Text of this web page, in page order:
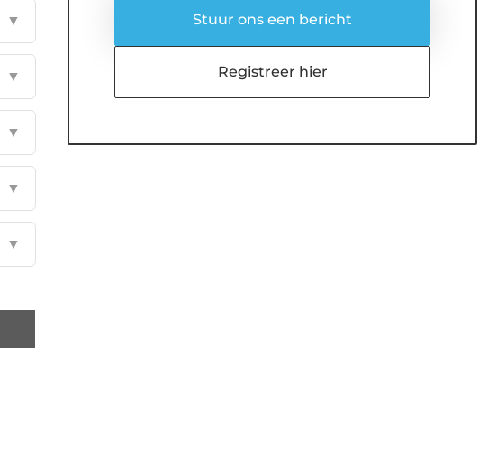
▼
▼
▼
▼
▼
Stuur ons een bericht
Registreer hier